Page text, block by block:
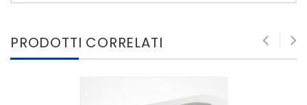
PRODOTTI CORRELATI